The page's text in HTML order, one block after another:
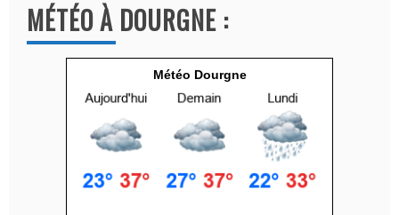
t
i
MÉTÉO À DOURGNE :
Météo Dourgne